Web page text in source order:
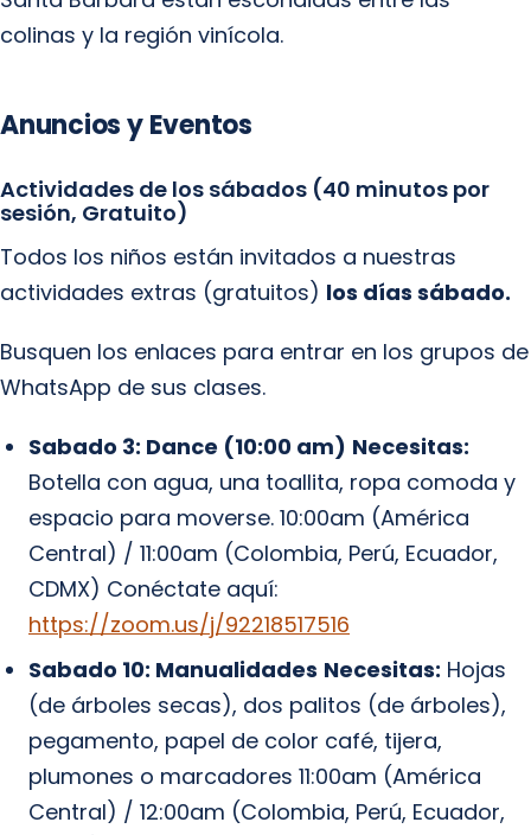
colinas y la región vinícola.
Anuncios y Eventos
Actividades de los sábados (40 minutos por
sesión, Gratuito)
Todos los niños están invitados a nuestras
actividades extras (gratuitos) los días sábado.
Busquen los enlaces para entrar en los grupos de
WhatsApp de sus clases.
Sabado 3: Dance (10:00 am) Necesitas:
Botella con agua, una toallita, ropa comoda y
espacio para moverse. 10:00am (América
Central) / 11:00am (Colombia, Perú, Ecuador,
CDMX) Conéctate aquí:
https://zoom.us/j/92218517516
Sabado 10: Manualidades Necesitas: Hojas
(de árboles secas), dos palitos (de árboles),
pegamento, papel de color café, tijera,
plumones o marcadores 11:00am (América
Central) / 12:00am (Colombia, Perú, Ecuador,